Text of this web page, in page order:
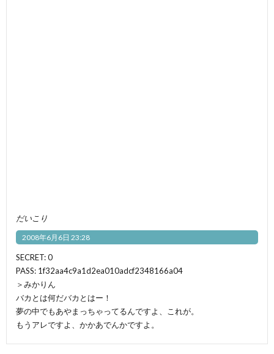
だいこり
2008年6月6日 23:28
SECRET: 0
PASS: 1f32aa4c9a1d2ea010adcf2348166a04
＞みかりん
バカとは何だバカとはー！
夢の中でもあやまっちゃってるんですよ、これが。
もうアレですよ、かかあでんかですよ。